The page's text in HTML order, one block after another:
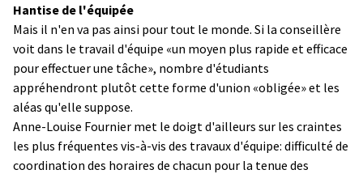
Hantise de l'équipée
Mais il n'en va pas ainsi pour tout le monde. Si la conseillère
voit dans le travail d'équipe «un moyen plus rapide et efficace
pour effectuer une tâche», nombre d'étudiants
appréhendront plutôt cette forme d'union «obligée» et les
aléas qu'elle suppose.
Anne-Louise Fournier met le doigt d'ailleurs sur les craintes
les plus fréquentes vis-à-vis des travaux d'équipe: difficulté de
coordination des horaires de chacun pour la tenue des